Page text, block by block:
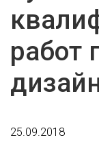
работ
25.09.2018